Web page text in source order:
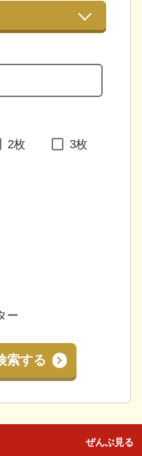
2枚 3枚
ー
索する
ぜんぶ見る